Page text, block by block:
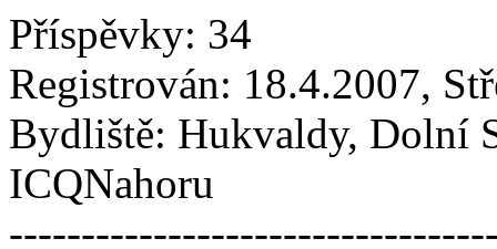
Příspěvky: 34
Registrován: 18.4.2007,
Bydliště: Hukvaldy, Dolní
ICQNahoru